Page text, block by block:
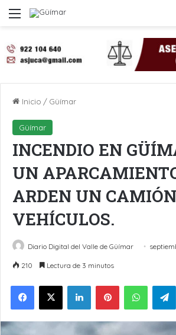
Menú
Inicio / Güímar
Güímar
INCENDIO EN
UN
ARDEN UN
VEHÍCULOS.
Diario Digital del Valle de Güímar
210 Lectura de 3 minutos
LinkedInPinterest